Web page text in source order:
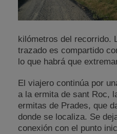
kilómetros del recorrido.
trazado es compartido
lo que habrá que
El viajero continúa por
a la ermita de sant Roc,
ermitas de Prades, que
donde se localiza. Se
conexión con el punto